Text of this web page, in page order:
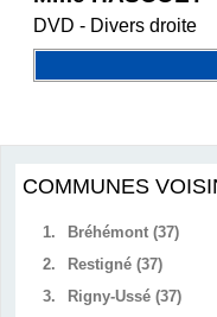
DVD - Divers droite
COMMUNES
1.
Bréhémont (37)
2.
Restigné (37)
3.
Rigny-Ussé (37)